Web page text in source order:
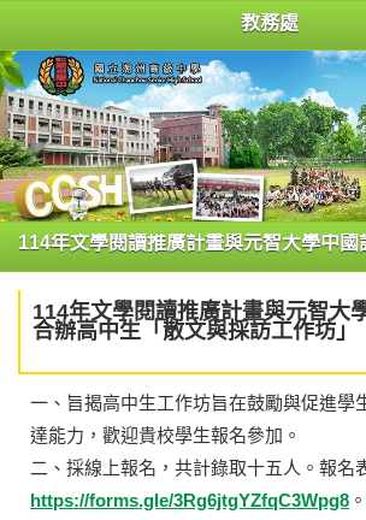
教務處
114年文學閱讀推廣計畫與元智大
合辦高中生「散文與採訪工作坊」
一、旨揭高中生工作坊旨在鼓勵與促進學
達能力，歡迎貴校學生報名參加。
二、採線上報名，共計錄取十五人。報名
https://forms.gle/3Rg6jtgYZfqC3Wpg8 。